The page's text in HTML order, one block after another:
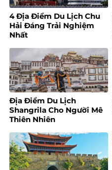
4 Địa Điểm Du Lịch Chu
Hải Đáng Trải Nghiệm
Nhất
Địa Điểm Du Lịch
Shangrila Cho Người Mê
Thiên Nhiên